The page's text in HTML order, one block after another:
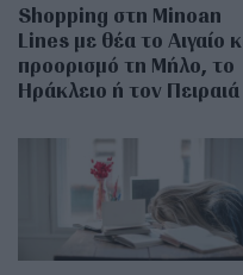
Shopping στη Minoan
Lines με θέα το Αιγαίο
προορισμό τη Μήλο, το
Ηράκλειο ή τον Πειραιά